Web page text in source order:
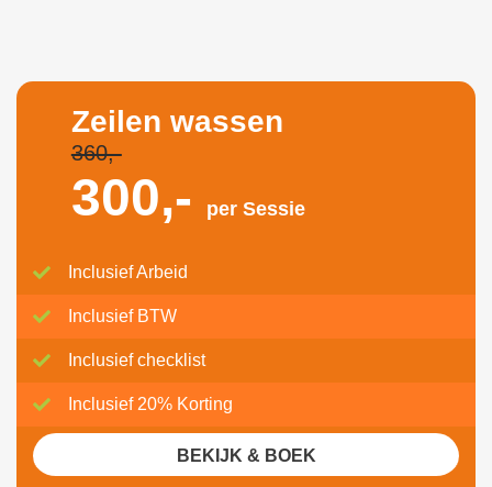
Zeilen wassen
360,-
300,- per Sessie
Inclusief Arbeid
Inclusief BTW
Inclusief checklist
Inclusief 20% Korting
BEKIJK & BOEK